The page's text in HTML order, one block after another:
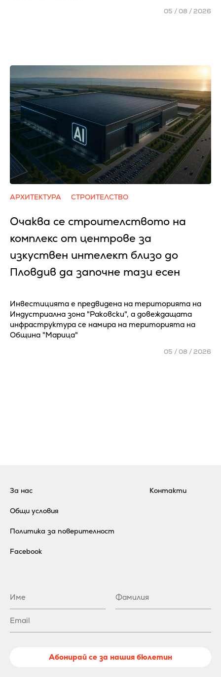
05 / 08 / 2026
АРХИТЕКТУРА СТРОИТЕЛСТВО
Очаква се cтpoитeлcтвoтo нa
ĸoмплeĸc oт цeнтpoвe зa
изĸycтвeн интeлeĸт близo дo
Πлoвдив да зaпoчнe тaзи eceн
Инвестицията е предвидена на територията на
Индустриална зона "Раковски", а довеждащата
инфраструктура се намира на територията на
Община "Марица"
05 / 08 / 2026
За нас
Общи условия
Политика за поверителност
Контакти
Facebook
Абонирай се за нашия бюлетин